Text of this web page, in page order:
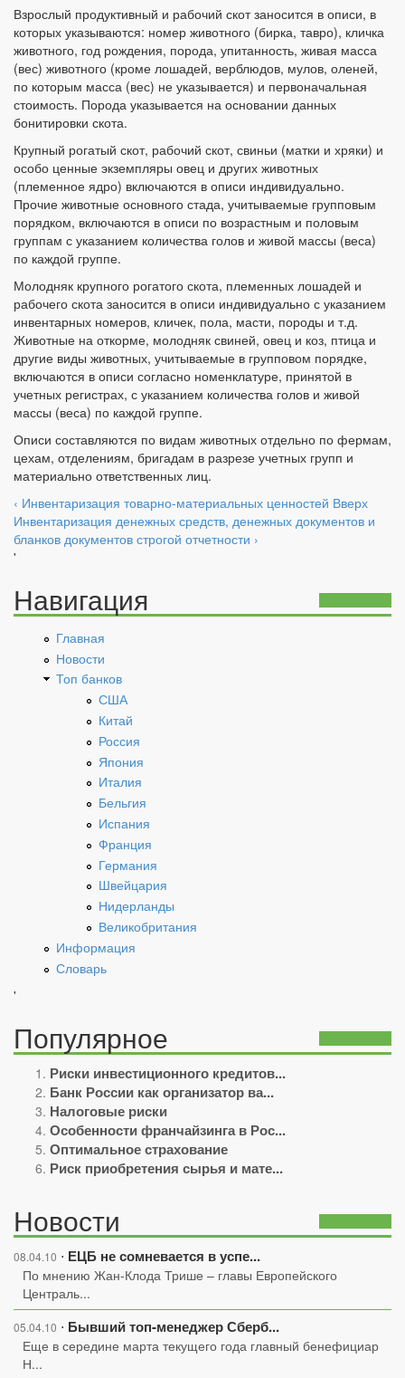
Взрослый продуктивный и рабочий скот заносится в описи, в
которых указываются: номер животного (бирка, тавро), кличка
животного, год рождения, порода, упитанность, живая масса
(вес) животного (кроме лошадей, верблюдов, мулов, оленей,
по которым масса (вес) не указывается) и первоначальная
стоимость. Порода указывается на основании данных
бонитировки скота.
Крупный рогатый скот, рабочий скот, свиньи (матки и хряки) и
особо ценные экземпляры овец и других животных
(племенное ядро) включаются в описи индивидуально.
Прочие животные основного стада, учитываемые групповым
порядком, включаются в описи по возрастным и половым
группам с указанием количества голов и живой массы (веса)
по каждой группе.
Молодняк крупного рогатого скота, племенных лошадей и
рабочего скота заносится в описи индивидуально с указанием
инвентарных номеров, кличек, пола, масти, породы и т.д.
Животные на откорме, молодняк свиней, овец и коз, птица и
другие виды животных, учитываемые в групповом порядке,
включаются в описи согласно номенклатуре, принятой в
учетных регистрах, с указанием количества голов и живой
массы (веса) по каждой группе.
Описи составляются по видам животных отдельно по фермам,
цехам, отделениям, бригадам в разрезе учетных групп и
материально ответственных лиц.
‹ Инвентаризация товарно-материальных ценностей Вверх
Инвентаризация денежных средств, денежных документов и
бланков документов строгой отчетности ›
'
Навигация
Главная
Новости
Топ банков
США
Китай
Россия
Япония
Италия
Бельгия
Испания
Франция
Германия
Швейцария
Нидерланды
Великобритания
Информация
Словарь
'
Популярное
Риски инвестиционного кредитов...
Банк России как организатор ва...
Налоговые риски
Особенности франчайзинга в Рос...
Оптимальное страхование
Риск приобретения сырья и мате...
Новости
08.04.10 ⋅ ЕЦБ не сомневается в успе...
По мнению Жан-Клода Трише – главы Европейского
Централь...
05.04.10 ⋅ Бывший топ-менеджер Сберб...
Еще в середине марта текущего года главный бенефициар
Н...